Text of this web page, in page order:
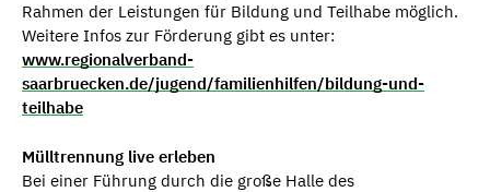
Rahmen der Leistungen für Bildung und Teilhabe möglich.
Weitere Infos zur Förderung gibt es unter:
www.regionalverband-
saarbruecken.de/jugend/familienhilfen/bildung-und-
teilhabe
Mülltrennung live erleben
Bei einer Führung durch die große Halle des